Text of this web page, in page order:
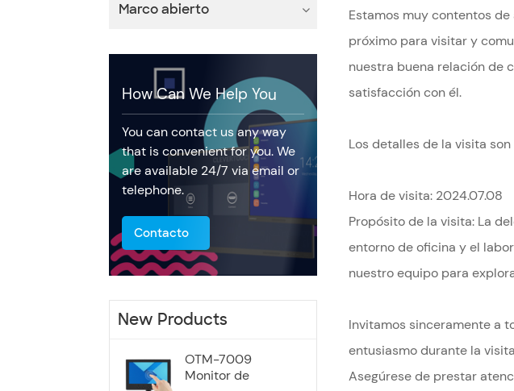
Marco abierto
How Can We Help You
You can contact us any way
that is convenient for you. We
are available 24/7 via email or
telephone.
Contacto
New Products
OTM-7009
Monitor de
Estamos muy contentos
próximo para visitar y
nuestra buena relación de
satisfacción con él.
Los detalles de la visita
Hora de visita: 2024.07.08
Propósito de la visita: La
entorno de oficina y el
nuestro equipo para
Invitamos sinceramente a
entusiasmo durante la
Asegúrese de prestar